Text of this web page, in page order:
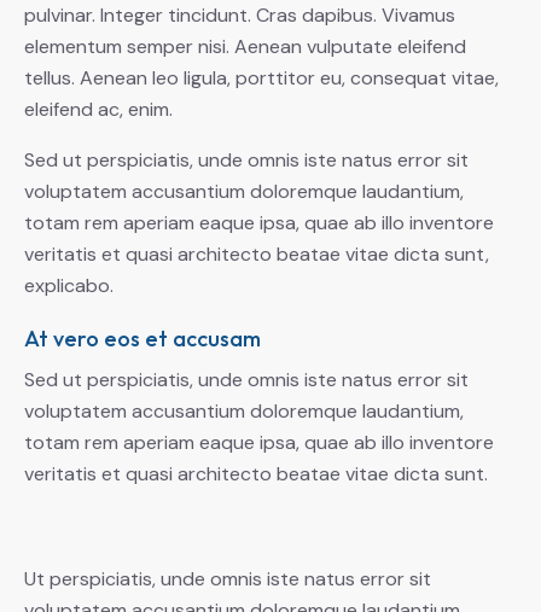
pulvinar. Integer tincidunt. Cras dapibus. Vivamus
elementum semper nisi. Aenean vulputate eleifend
tellus. Aenean leo ligula, porttitor eu, consequat vitae,
eleifend ac, enim.
Sed ut perspiciatis, unde omnis iste natus error sit
voluptatem accusantium doloremque laudantium,
totam rem aperiam eaque ipsa, quae ab illo inventore
veritatis et quasi architecto beatae vitae dicta sunt,
explicabo.
At vero eos et accusam
Sed ut perspiciatis, unde omnis iste natus error sit
voluptatem accusantium doloremque laudantium,
totam rem aperiam eaque ipsa, quae ab illo inventore
veritatis et quasi architecto beatae vitae dicta sunt.
Ut perspiciatis, unde omnis iste natus error sit